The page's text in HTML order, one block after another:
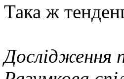
Така ж
Дослідження